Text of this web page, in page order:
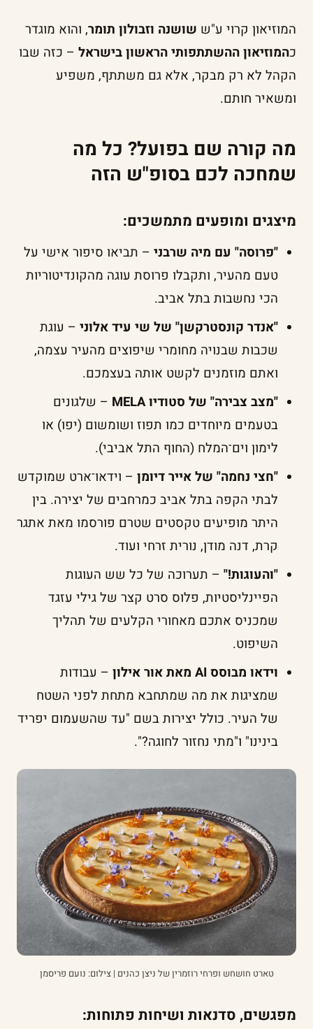
המוזיאון קרוי ע"ש שושנה וזבולון תומר, והוא מוגדר
כהמוזיאון ההשתתפותי הראשון בישראל – כזה שבו
הקהל לא רק מבקר, אלא גם משתתף, משפיע
ומשאיר חותם.
מה קורה שם בפועל? כל מה
שמחכה לכם בסופ"ש הזה
מיצגים ומופעים מתמשכים:
"פרוסה" עם מיה שרבני– תביאו סיפור אישי על
טעם מהעיר, ותקבלו פרוסת עוגה מהקונדיטוריות
הכי נחשבות בתל אביב.
"אנדר קונסטרקשן" של שי עיד אלוני– עוגת
שכבות שבנויה מחומרי שיפוצים מהעיר עצמה,
ואתם מוזמנים לקשט אותה בעצמכם.
"מצב צבירה" של סטודיו MELA
– שלגונים
בטעמים מיוחדים כמו תפוז ושומשום (יפו) או
לימון וים־המלח (החוף התל אביבי).
"חצי נחמה" של אייר דיומן– וידאו־ארט שמוקדש
לבתי הקפה בתל אביב כמרחבים של יצירה. בין
היתר מופיעים טקסטים שטרם פורסמו מאת אתגר
קרת, דנה מודן, נורית זרחי ועוד.
"והעוגות!"– תערוכה של כל שש העוגות
הפיינליסטיות, פלוס סרט קצר של גילי עזגד
שמכניס אתכם מאחורי הקלעים של תהליך
השיפוט.
וידאו מבוסס AI מאת אור אילון
– עבודות
שמציגות את מה שמתחבא מתחת לפני השטח
של העיר. כולל יצירות בשם "עד שהשעמום יפריד
בינינו" ו"מתי נחזור לחוגה?".
טארט חושחש ופרחי רוזמרין של ניצן כהנים | צילום: נועם פריסמן
מפגשים, סדנאות ושיחות פתוחות: